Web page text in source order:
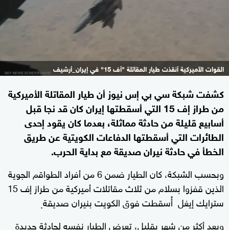
القوات الأميركية أنقذت طيار المقاتلة "أف 15" في إيران_أرشيف
كشفت شبكة سي بي إس نيوز أن طيار المقاتلة الأميركية
من طراز إف 15 التي أسقطتها إيران كان قد نجا قبل
أسابيع قليلة من حادثة مماثلة، بعدما كان يقود إحدى
الطائرات التي أسقطتها الدفاعات الكويتية عن طريق
الخطأ في حادثة نيران صديقة مع بداية الحرب.
وبحسب الشبكة، كان الطيار ضمن 6 من أفراد الطواقم الجوية
الذين قفزوا بسلام من ثلاث مقاتلات أميركية من طراز إف 15
سترايك إيغل أُسقطت فوق الكويت بنيران صديقة.
وبعد أكثر من شهر بقليل، تعرض الطيار نفسه لحادثة جديدة